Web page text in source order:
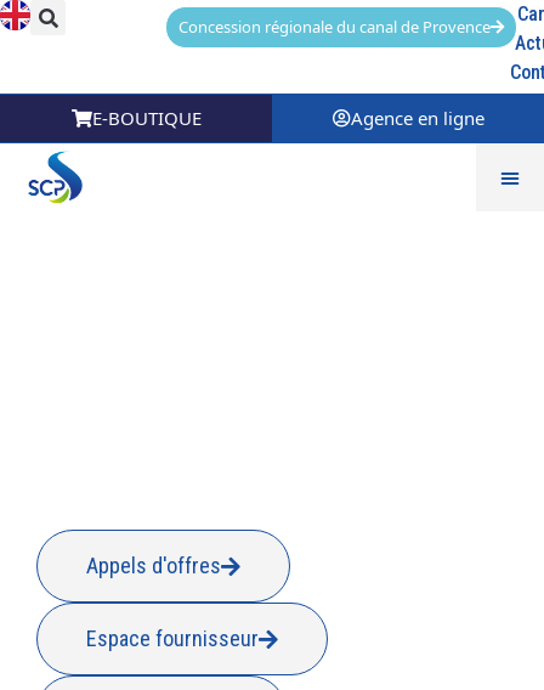
Concession régionale du canal de Provence
E-BOUTIQUE Agence en ligne
Appels d'offres
Espace fournisseur